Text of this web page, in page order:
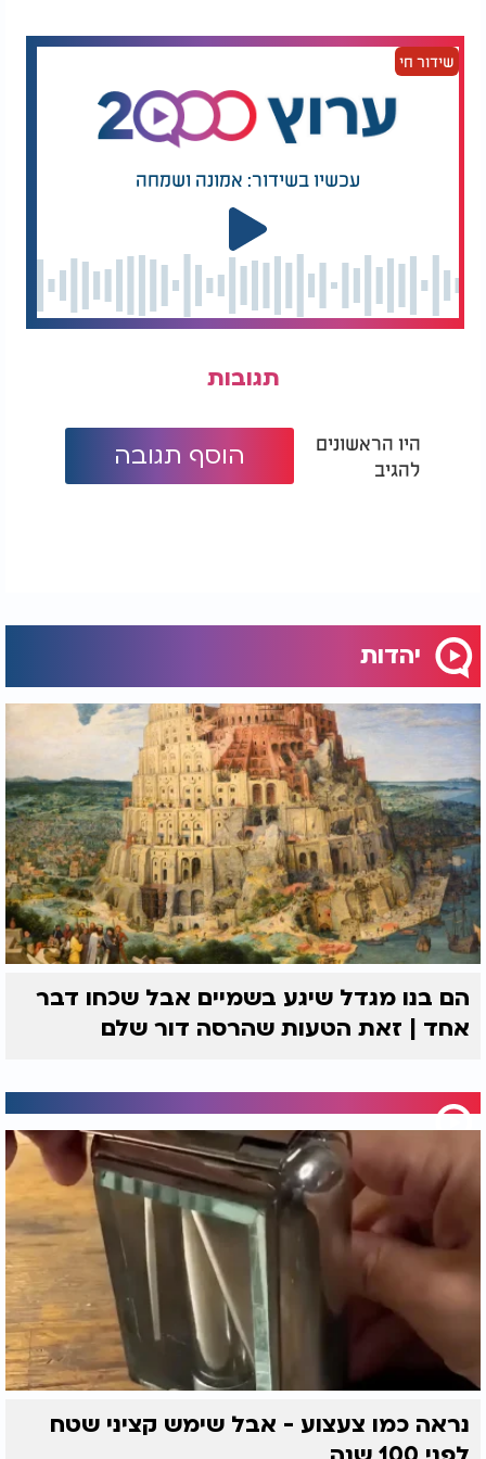
"לא אפר את ההבטחה שלי", אמר לעצמו והחליט - "אני
חוזר הביתה".
כעבור מספר שעות, מאיר כבר ישב בביתו, ולפתע
דפיקות בדלת. הוא ניגש אל הדלת, ולהפתעתו, בפתח
עומד מנהל המפעל, מחויך מאוזן לאוזן.
"מאיר, מאיר", אמר בקול שמח, "מעולם לא התכוונתי
באמת לפטר אותך. רק תן לי להסביר לך מה היה".
המנהל סיפר שאחד השותפים בחברה טען שיהודים
יוותרו על האמונה שלהם בשביל כסף. "התערבנו על
מקדם אותך. כי במי אפשר לתת אמון אם לא באדם
שנאמן לאלוקים שלו?"
שידור חי
עכשיו בשידור: אמונה ושמחה
תגובות
היו הראשונים
להגיב
הוסף תגובה
יהדות
הם בנו מגדל שיגע בשמיים אבל שכחו דבר
אחד | זאת הטעות שהרסה דור שלם
נראה כמו צעצוע - אבל שימש קציני שטח